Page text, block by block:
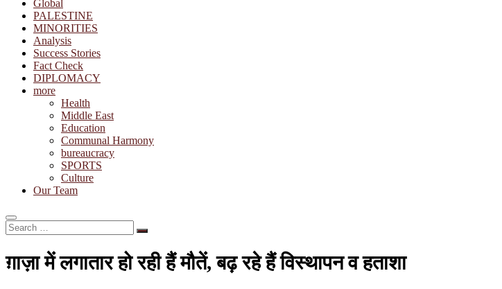
Global
PALESTINE
MINORITIES
Analysis
Success Stories
Fact Check
DIPLOMACY
more
Health
Middle East
Education
Communal Harmony
bureaucracy
SPORTS
Culture
Our Team
Search
…
ग़ाज़ा में लगातार हो रही हैं मौतें, बढ़ रहे हैं विस्थापन व हताशा